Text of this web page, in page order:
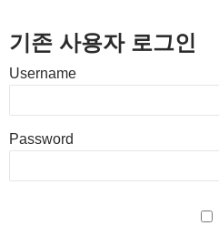
기존 사용자 로그인
Username
Password